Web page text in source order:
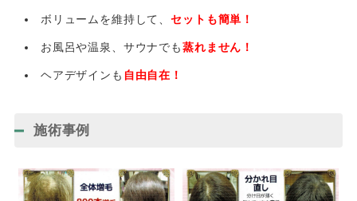
ボリュームを維持して、セットも簡単！
お風呂や温泉、サウナでも蒸れません！
ヘアデザインも 自由自在！
施術事例